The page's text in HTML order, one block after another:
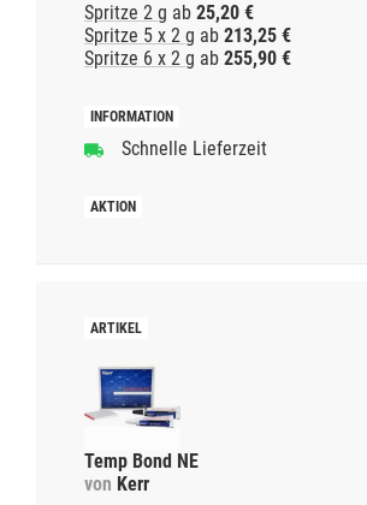
Spritze 2 g ab 25,20 €
Spritze 5 x 2 g ab 213,25 €
Spritze 6 x 2 g ab 255,90 €
Schnelle Lieferzeit
Temp Bond NE
von Kerr